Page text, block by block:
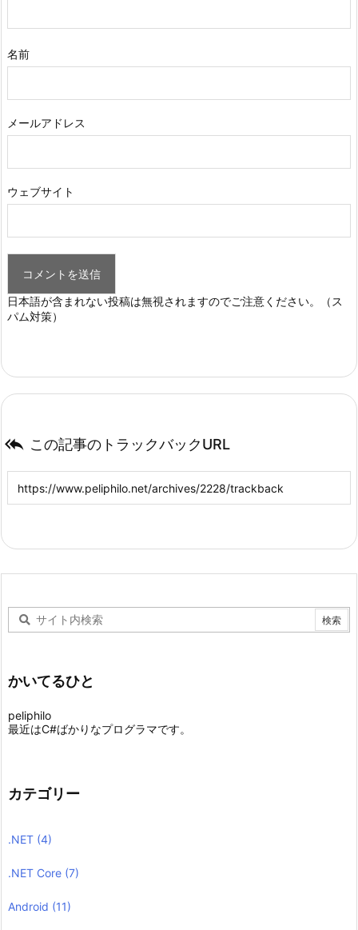
名前
メールアドレス
ウェブサイト
日本語が含まれない投稿は無視されますのでご注意ください。（ス
パム対策）
 この記事のトラックバックURL
かいてるひと
peliphilo
最近はC#ばかりなプログラマです。
カテゴリー
.NET (4)
.NET Core (7)
Android (11)